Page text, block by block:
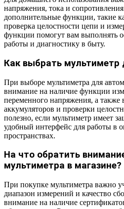
напряжения, тока и
дополнительные функции, такие
проверка целостности цепи и
функции помогут вам выполнять
работы и диагностику в быту.
Как выбрать мультиметр
При выборе мультиметра для
внимание на наличие функции
переменного напряжения, а также
аккумуляторов и проверки
полезно, если мультиметр имеет
удобный интерфейс для работы в
пространствах.
На что обратить
мультиметра в магазине?
При покупке мультиметра важно
диапазон измерений и качество
внимание на наличие